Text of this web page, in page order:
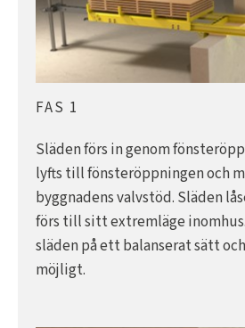
FAS 1
Släden förs in genom
lyfts till fönsteröppningen och
byggnadens valvstöd. Släden
förs till sitt extremläge
släden på ett balanserat sätt
möjligt.